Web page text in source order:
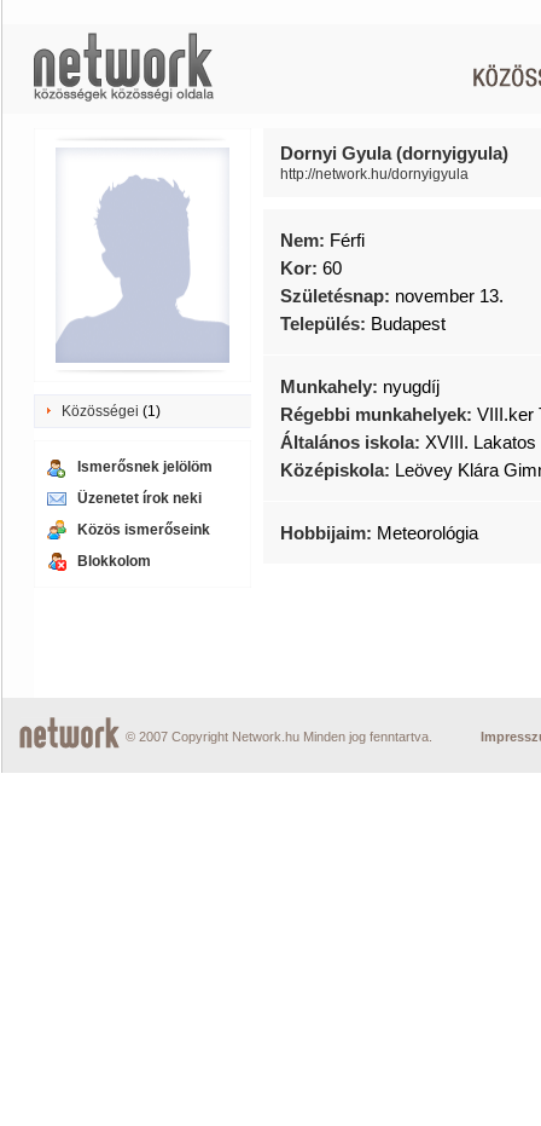
Közösségei (1)
Ismerősnek jelölöm
Üzenetet írok neki
Közös ismerőseink
Blokkolom
Dornyi Gyula (dornyigyula)
http://network.hu/dornyigyula
Nem: Férfi
Kor: 60
Születésnap: november 13.
Település: Budapest
Munkahely: nyugdíj
Régebbi munkahelyek: VIII.ker
Általános iskola: XVIII. Lakatos
Középiskola: Leövey Klára
Hobbijaim: Meteorológia
© 2007 Copyright Network.hu Minden jog fenntartva.